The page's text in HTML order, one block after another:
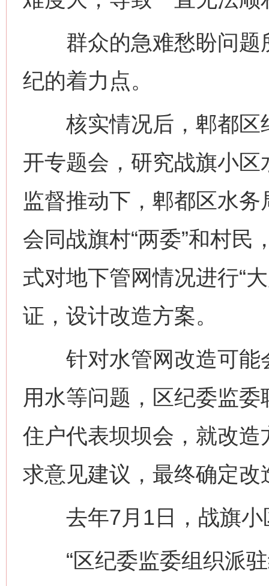
群众的急难愁盼问题
纪的着力点。
核实情况后，郫都区
开专题会，研究战旗小
监督推动下，郫都区水
会同战旗村“两委”和村
式对地下管网情况进行“
证，设计改造方案。
针对水管网改造可能
用水等问题，区纪委监委
住户代表坝坝会，就改
求意见建议，最终确定
去年7月1日，战旗小
“区纪委监委组织派驻